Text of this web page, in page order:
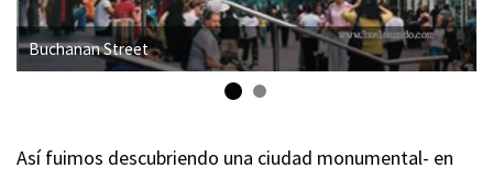
Buchanan Street
Así fuimos descubriendo una ciudad monumental- en